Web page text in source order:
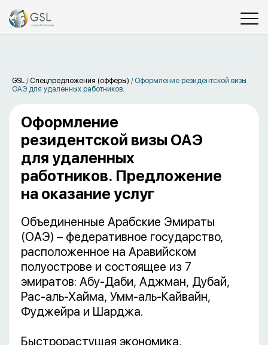
GSL / Спецпредложения (офферы) / Оформление резидентской визы
ОАЭ для удаленных работников.
Оформление
резидентской визы ОАЭ
для удаленных
работников. Предложение
на оказание услуг
Объединенные Арабские Эмираты
(ОАЭ) – федеративное государство,
расположенное на Аравийском
полуострове и состоящее из 7
эмиратов: Абу-Даби, Аджман, Дубай,
Рас-аль-Хайма, Умм-аль-Кайвайн,
Фуджейра и Шарджа.
Быстрорастущая экономика,